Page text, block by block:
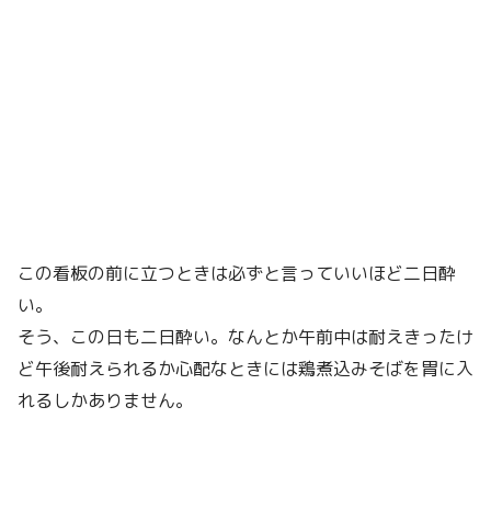
この看板の前に立つときは必ずと言っていいほど二日酔
い。
そう、この日も二日酔い。なんとか午前中は耐えきったけ
ど午後耐えられるか心配なときには鶏煮込みそばを胃に入
れるしかありません。